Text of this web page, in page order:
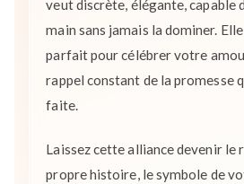
veut discrète, élégante, capable
main sans jamais la dominer.
parfait pour célébrer votre
rappel constant de la promesse
faite.
Laissez cette alliance devenir le
propre histoire, le symbole de